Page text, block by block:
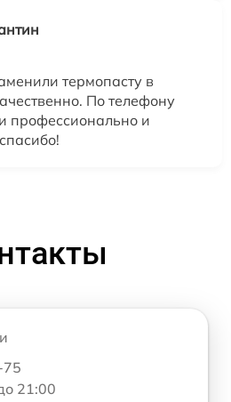
термопасту в
По телефону
профессионально и
75
21:00